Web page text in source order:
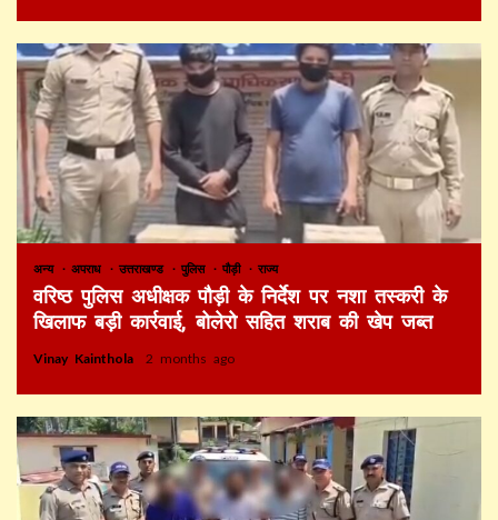
अन्य अपराध उत्तराखण्ड पुलिस पौड़ी राज्य
वरिष्ठ पुलिस अधीक्षक पौड़ी के निर्देश पर नशा तस्करी के
खिलाफ बड़ी कार्रवाई, बोलेरो सहित शराब की खेप जब्त
Vinay Kainthola 2 months ago